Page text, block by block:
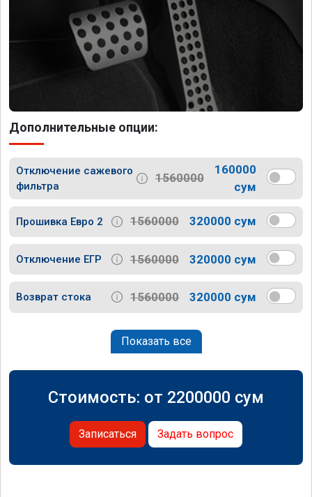
Дополнительные опции:
Отключение сажевого
фильтра
1560000
160000
сум
Прошивка Евро 2 1560000 320000 сум
Отключение ЕГР 1560000 320000 сум
Возврат стока 1560000 320000 сум
Показать все
Стоимость: от 2200000 сум
Записаться Задать вопрос